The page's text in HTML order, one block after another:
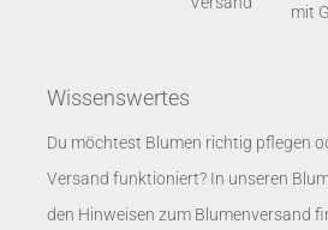
Wissenswertes
Du möchtest Blumen richtig pflegen
Versand funktioniert? In unseren
den Hinweisen zum Blumenversand